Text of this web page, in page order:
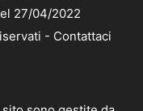
27/04/2022
- Contattaci